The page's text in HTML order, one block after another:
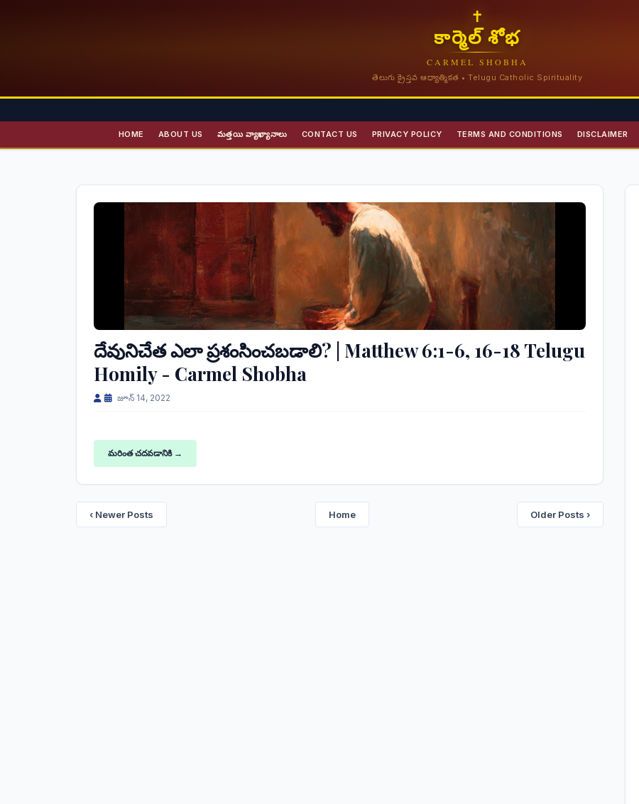
✝
కార్మెల్ శోభ
CARMEL SHOBHA
తెలుగు క్రైస్తవ ఆధ్యాత్మికత • Telugu Catholic Spirituality
HOME ABOUT US మత్తయి వ్యాఖ్యానాలు CONTACT US PRIVACY POLICY TERMS AND CONDITIONS DISCLAIMER
దేవునిచేత ఎలా ప్రశంసించబడాలి? | Matthew 6:1-6, 16-18 Telugu
Homily - Carmel Shobha
జూన్ 14, 2022
మరింత చదవడానికి →
‹ Newer Posts Home Older Posts ›